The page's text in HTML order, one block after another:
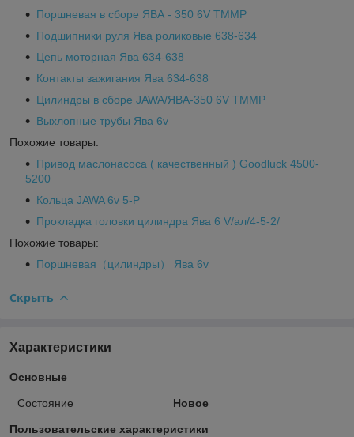
Поршневая в сборе ЯВА - 350 6V TMMP
Подшипники руля Ява роликовые 638-634
Цепь моторная Ява 634-638
Контакты зажигания Ява 634-638
Цилиндры в сборе JAWA/ЯВА-350 6V TMMP
Выхлопные трубы Ява 6v
Похожие товары:
Привод маслонасоса ( качественный ) Goodluck 4500-
5200
Кольца JAWA 6v 5-Р
Прокладка головки цилиндра Ява 6 V/ал/4-5-2/
Похожие товары:
Поршневая（цилиндры） Ява 6v
Скрыть
Характеристики
Основные
Состояние Новое
Пользовательские характеристики